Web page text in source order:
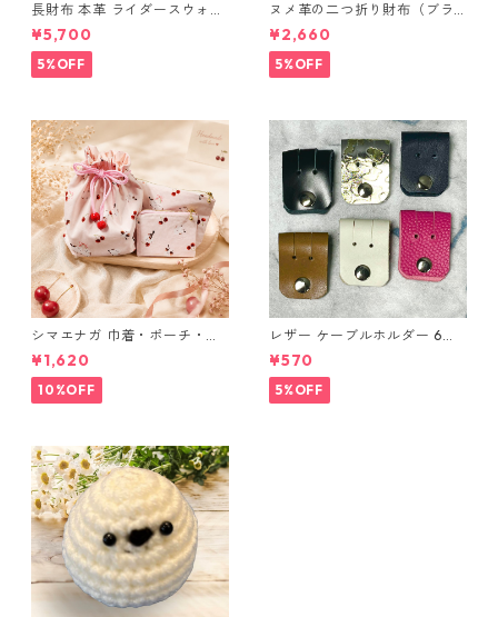
長財布 本革 ライダースウォレ
ット 国産 ヌメ革 ブラウン バ
ングラデシュ l175 レザー 革財
布 ハンドメイド 経年変化
¥5,700
5%OFF
ヌメ革の二つ折り財布（ブラ
ウン系）
¥2,660
5%OFF
シマエナガ 巾着・ポーチ・ミ
ニポーチ(カード収納にも) ３
点セット さくらんぼ柄×淡いピ
ンク
¥1,620
10%OFF
レザー ケーブルホルダー 6個
セット
¥570
5%OFF